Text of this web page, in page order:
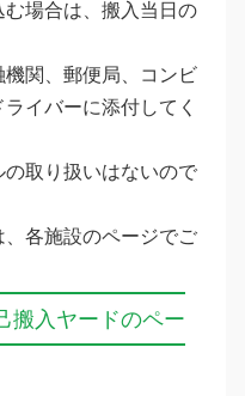
場合は、搬入当日の
関、郵便局、コンビ
イバーに添付してく
取り扱いはないので
各施設のページでご
搬入ヤードのペー